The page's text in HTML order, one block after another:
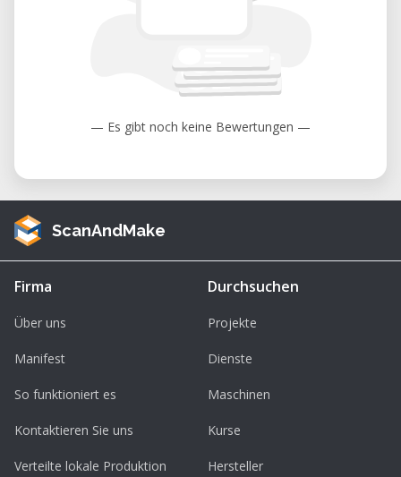
— Es gibt noch keine Bewertungen —
ScanAndMake
Firma
Über uns
Manifest
So funktioniert es
Kontaktieren Sie uns
Verteilte lokale Produktion
Durchsuchen
Projekte
Dienste
Maschinen
Kurse
Hersteller